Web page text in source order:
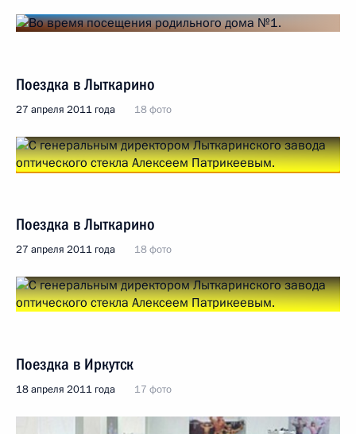
Поездка в Лыткарино
27 апреля 2011 года 18 фото
Поездка в Лыткарино
27 апреля 2011 года 18 фото
Поездка в Иркутск
18 апреля 2011 года 17 фото